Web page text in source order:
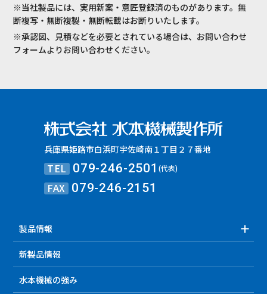
※当社製品には、実用新案・意匠登録済のものがあります。無
断複写・無断複製・無断転載はお断りいたします。
※承認図、見積などを必要とされている場合は、お問い合わせ
フォームよりお問い合わせください。
兵庫県姫路市白浜町宇佐崎南１丁目２７番地
TEL 079-246-2501(代表)
FAX 079-246-2151
製品情報
新製品情報
水本機械の強み